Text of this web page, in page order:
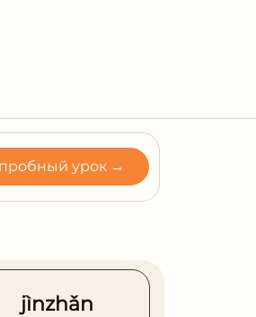
урок →
jìnzhǎn